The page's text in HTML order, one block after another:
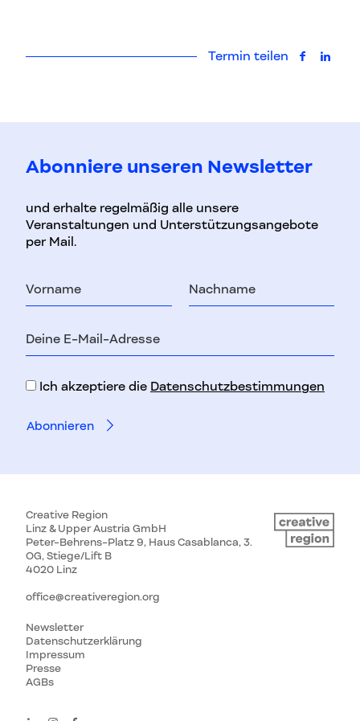
Termin teilen auf auf
Abonniere unseren Newsletter
und erhalte regelmäßig alle unsere
Veranstaltungen und Unterstützungsangebote
per Mail.
Nachname
Mail-
Ich akzeptiere die Datenschutzbestimmungen
Creative Region
Linz & Upper Austria GmbH
Peter-Behrens-Platz 9, Haus Casablanca, 3.
OG, Stiege/Lift B
4020 Linz
office@creativeregion.org
Newsletter
Datenschutzerklärung
Impressum
Presse
AGBs